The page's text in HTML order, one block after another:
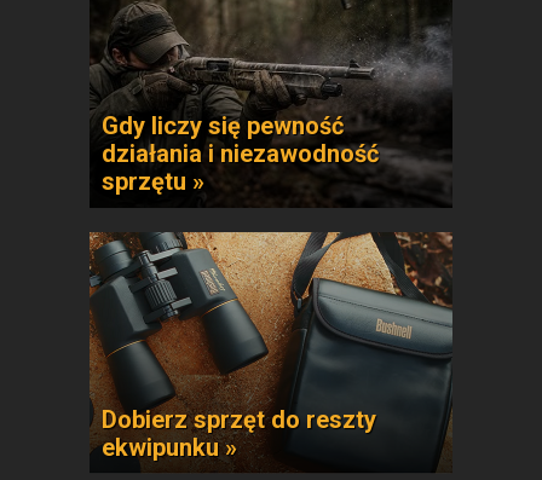
Gdy liczy się pewność
działania i niezawodność
sprzętu »
Dobierz sprzęt do reszty
ekwipunku »